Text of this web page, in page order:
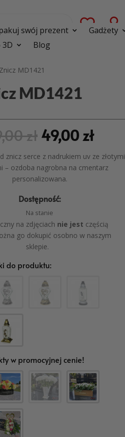
 
swój prezent
Gadżety
3D Blog
MD1421
MD1421
zł49,00zł
znicz serce z nadrukiem uv ze złotymi
– ozdoba nagrobna na cmentarz
personalizowana.
Dostępność:
Na stanie
na zdjęciach nie jest częścią
go dokupić osobno w naszym
sklepie.
do produktu:
w promocyjnej cenie!